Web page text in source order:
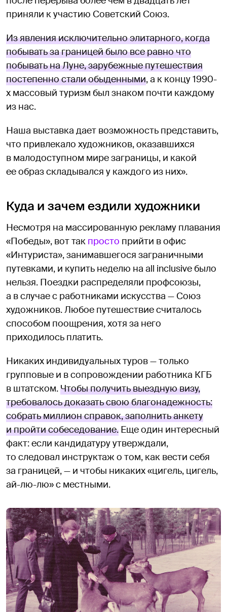
приняли к участию Советский Союз.
Из явления исключительно элитарного, когда
побывать за границей было все равно что
побывать на Луне, зарубежные путешествия
постепенно стали обыденными, а к концу 1990-
х массовый туризм был знаком почти каждому
из нас.
Наша выставка дает возможность представить,
что привлекало художников, оказавшихся
в малодоступном мире заграницы, и какой
ее образ складывался у каждого из них».
Куда и зачем ездили художники
Несмотря на массированную рекламу плавания
«Победы», вот так просто прийти в офис
«Интуриста», занимавшегося заграничными
путевками, и купить неделю на all inclusive было
нельзя. Поездки распределяли профсоюзы,
а в случае с работниками искусства — Союз
художников. Любое путешествие считалось
способом поощрения, хотя за него
приходилось платить.
Никаких индивидуальных туров — только
групповые и в сопровождении работника КГБ
в штатском.Чтобы получить выездную визу,
требовалось доказать свою благонадежность:
собрать миллион справок, заполнить анкету
и пройти собеседование. Еще один интересный
факт: если кандидатуру утверждали,
то следовал инструктаж о том, как вести себя
за границей, — и чтобы никаких «цигель, цигель,
ай-лю-лю» с местными.